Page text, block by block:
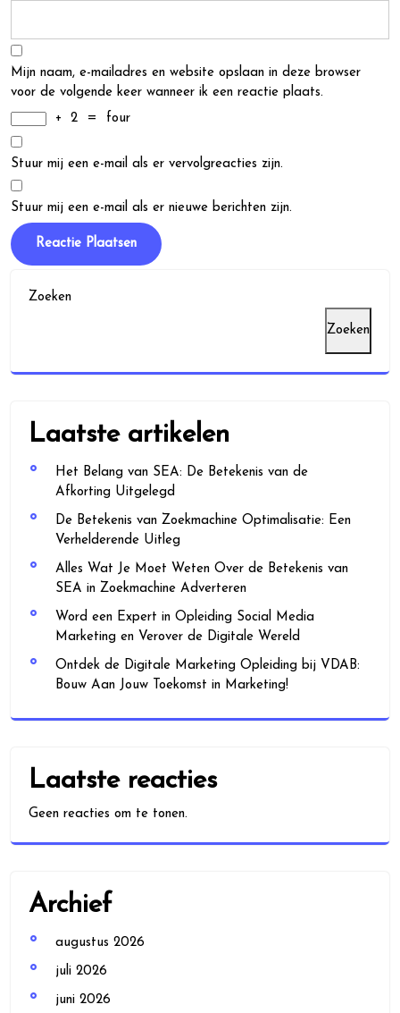
Mijn naam, e-mailadres en website opslaan in deze browser
voor de volgende keer wanneer ik een reactie plaats.
+
2 = four
Stuur mij een e-mail als er vervolgreacties zijn.
Stuur mij een e-mail als er nieuwe berichten zijn.
Zoeken
Zoeken
Laatste artikelen
Het Belang van SEA: De Betekenis van de
Afkorting Uitgelegd
De Betekenis van Zoekmachine Optimalisatie: Een
Verhelderende Uitleg
Alles Wat Je Moet Weten Over de Betekenis van
SEA in Zoekmachine Adverteren
Word een Expert in Opleiding Social Media
Marketing en Verover de Digitale Wereld
Ontdek de Digitale Marketing Opleiding bij VDAB:
Bouw Aan Jouw Toekomst in Marketing!
Laatste reacties
Geen reacties om te tonen.
Archief
augustus 2026
juli 2026
juni 2026